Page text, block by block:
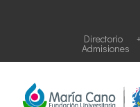
Directorio
Admisiones